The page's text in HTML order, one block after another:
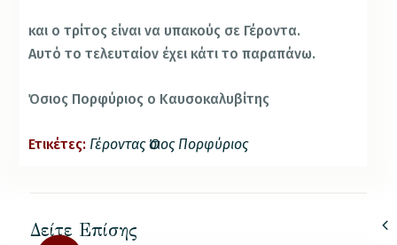
και ο τρίτος είναι να υπακούς σε Γέροντα.
Αυτό το τελευταίον έχει κάτι το παραπάνω.
Όσιος Πορφύριος ο Καυσοκαλυβίτης
Ετικέτες: Γέροντας Ὀσιος Πορφύριος
Δείτε Επίσης